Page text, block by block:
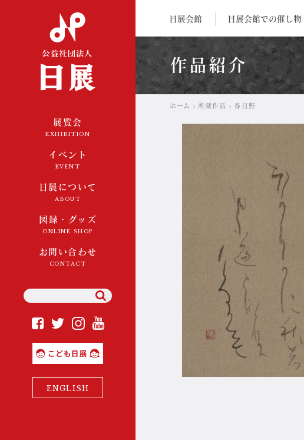
公益社団法人 日展
展覧会
EXHIBITION
イベント
EVENT
日展について
ABOUT
図録・グッズ
ONLINE SHOP
お問い合わせ
CONTACT
Facebook
TwitterInstagram
ENGLISH
理事長ご挨拶
組織概要・沿革・定款等
日展会館 日展会館での催し物
作品紹介
ホーム 所蔵作品 春日野